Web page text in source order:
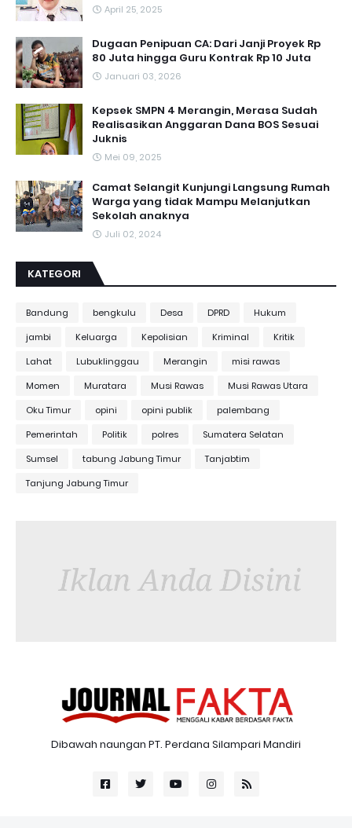
April 25, 2025
Dugaan Penipuan CA: Dari Janji Proyek Rp
80 Juta hingga Guru Kontrak Rp 10 Juta
Januari 03, 2026
Kepsek SMPN 4 Merangin, Merasa Sudah
Realisasikan Anggaran Dana BOS Sesuai
Juknis
Mei 09, 2025
Camat Selangit Kunjungi Langsung Rumah
Warga yang tidak Mampu Melanjutkan
Sekolah anaknya
Juli 02, 2024
KATEGORI
Bandung bengkulu Desa DPRD
Hukum
jambi
Keluarga Kepolisian Kriminal
Kritik
Lahat
Lubuklinggau Merangin
misi rawas
Momen
Muratara Musi Rawas
Musi Rawas Utara
Oku Timur
opini opini publik
palembang
Pemerintah
Politik polres
Sumatera Selatan
Sumsel
tabung Jabung Timur
Tanjabtim
Tanjung Jabung Timur
Dibawah naungan PT. Perdana Silampari Mandiri